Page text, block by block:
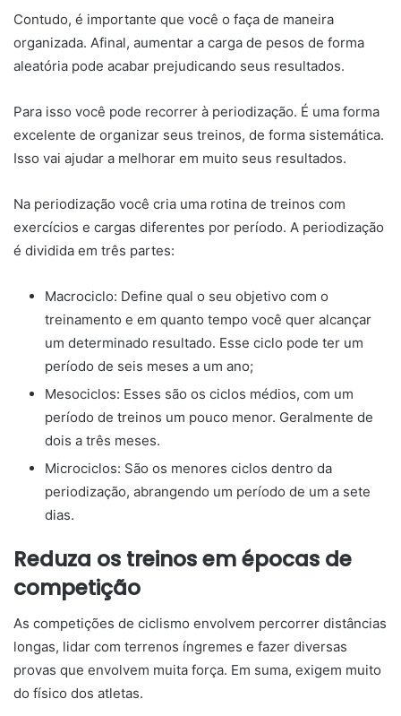
Contudo, é importante que você o faça de maneira
organizada. Afinal, aumentar a carga de pesos de forma
aleatória pode acabar prejudicando seus resultados.
Para isso você pode recorrer à periodização. É uma forma
excelente de organizar seus treinos, de forma sistemática.
Isso vai ajudar a melhorar em muito seus resultados.
Na periodização você cria uma rotina de treinos com
exercícios e cargas diferentes por período. A periodização
é dividida em três partes:
Macrociclo: Define qual o seu objetivo com o
treinamento e em quanto tempo você quer alcançar
um determinado resultado. Esse ciclo pode ter um
período de seis meses a um ano;
Mesociclos: Esses são os ciclos médios, com um
período de treinos um pouco menor. Geralmente de
dois a três meses.
Microciclos: São os menores ciclos dentro da
periodização, abrangendo um período de um a sete
dias.
Reduza os treinos em épocas de
competição
As competições de ciclismo envolvem percorrer distâncias
longas, lidar com terrenos íngremes e fazer diversas
provas que envolvem muita força. Em suma, exigem muito
do físico dos atletas.